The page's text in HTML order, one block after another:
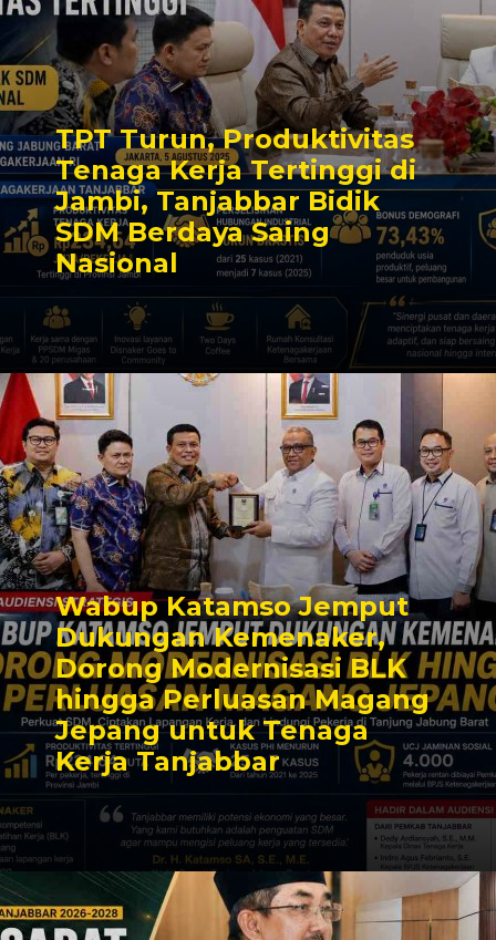
TPT Turun, Produktivitas
Tenaga Kerja Tertinggi di
Jambi, Tanjabbar Bidik
SDM Berdaya Saing
Nasional
Wabup Katamso Jemput
Dukungan Kemenaker,
Dorong Modernisasi BLK
hingga Perluasan Magang
Jepang untuk Tenaga
Kerja Tanjabbar